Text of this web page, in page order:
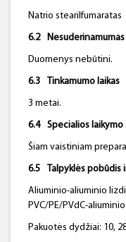
Natrio stearilfumaratas
6.2 Nesuderinamumas
Duomenys nebūtini.
6.3 Tinkamumo laikas
3 metai.
6.4 Specialios laikymo
Šiam vaistiniam
6.5 Talpyklės pobūdis
Aliuminio-aliuminio
PVC/PE/PVdC-
Pakuotės dydžiai: 10,